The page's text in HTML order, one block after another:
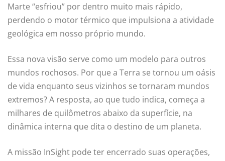
Marte “esfriou” por dentro muito mais rápido,
perdendo o motor térmico que impulsiona a atividade
geológica em nosso próprio mundo.
Essa nova visão serve como um modelo para outros
mundos rochosos. Por que a Terra se tornou um oásis
de vida enquanto seus vizinhos se tornaram mundos
extremos? A resposta, ao que tudo indica, começa a
milhares de quilômetros abaixo da superfície, na
dinâmica interna que dita o destino de um planeta.
A missão InSight pode ter encerrado suas operações,